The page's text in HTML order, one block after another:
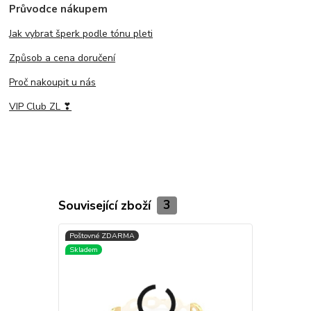
Průvodce nákupem
Jak vybrat šperk podle tónu pleti
Způsob a cena doručení
Proč nakoupit u nás
VIP Club ZL ❣
Související zboží 3